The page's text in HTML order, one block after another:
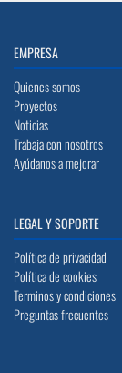
EMPRESA
Quienes somos
Proyectos
Noticias
Trabaja con nosotros
Ayúdanos a mejorar
LEGAL Y SOPORTE
Política de privacidad
Política de cookies
Terminos y condiciones
Preguntas frecuentes